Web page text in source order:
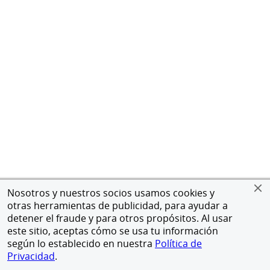
Nosotros y nuestros socios usamos cookies y
otras herramientas de publicidad, para ayudar a
detener el fraude y para otros propósitos. Al usar
este sitio, aceptas cómo se usa tu información
según lo establecido en nuestra Política de
Privacidad.